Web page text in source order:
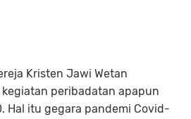
Kristen Jawi Wetan
peribadatan apapun
Hal itu gegara pandemi Covid-